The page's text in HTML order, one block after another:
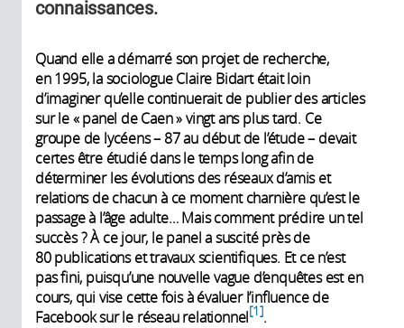
connaissances.
Quand elle a démarré son projet de recherche,
en 1995, la sociologue Claire Bidart était loin
d’imaginer qu’elle continuerait de publier des articles
sur le « panel de Caen » vingt ans plus tard. Ce
groupe de lycéens – 87 au début de l’étude – devait
certes être étudié dans le temps long afin de
déterminer les évolutions des réseaux d’amis et
relations de chacun à ce moment charnière qu’est le
passage à l’âge adulte… Mais comment prédire un tel
succès ? À ce jour, le panel a suscité près de
80 publications et travaux scientifiques. Et ce n’est
pas fini, puisqu’une nouvelle vague d’enquêtes est en
cours, qui vise cette fois à évaluer l’influence de
Facebook sur le réseau relationnel 1 .